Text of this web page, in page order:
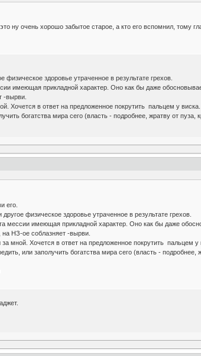
ну очень хорошо забытое старое, а кто его вспомнил, тому
здоровье утраченное в результате грехов.
имеющая прикладной характер. Оно как бы даже
-вырви.
Хочется в ответ на предложенное покрутить пальцем у
богатства мира сего (власть - подробнее, жратву от пуза,
его.
физическое здоровье утраченное в результате грехов.
мессии имеющая прикладной характер. Оно как бы даже
на НЗ-ое соблазняет -вырви.
за мной. Хочется в ответ на предложенное покрутить
или заполучить богатства мира сего (власть - подробнее,